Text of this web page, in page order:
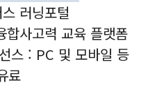
러닝포털
합사고력 교육 플랫폼
스 : PC 및 모바일 등
료